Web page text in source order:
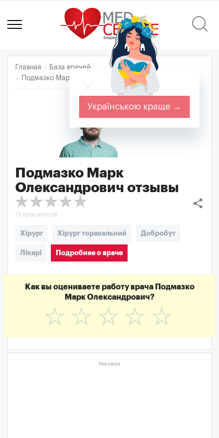
Главная
База врачей
Подмазко Марк Олександрович
Отзывы
Подмазко Марк
Олександрович отзывы
share
15 просмотров
Хірург Хірург торакальний Добробут
Лікарі Подробнее о враче
Как вы оцениваете работу врача Подмазко
Марк Олександрович?
☆
☆
☆
☆
☆
Реклама
Українською краще →